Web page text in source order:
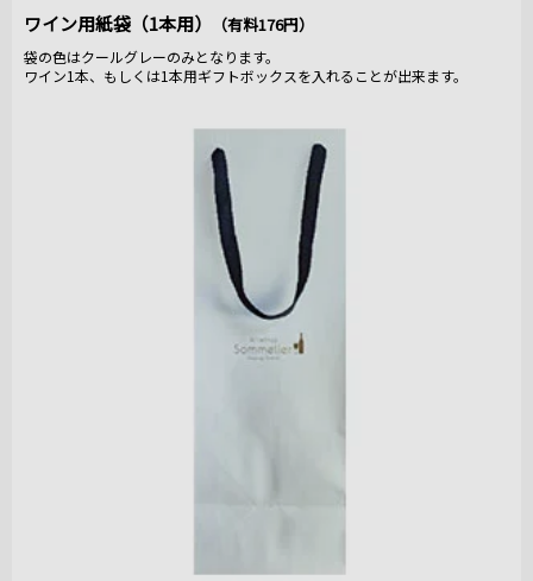
ワイン用紙袋（1本用） （有料176円）
袋の色はクールグレーのみとなります。
ワイン1本、もしくは1本用ギフトボックスを入れることが出来ます。